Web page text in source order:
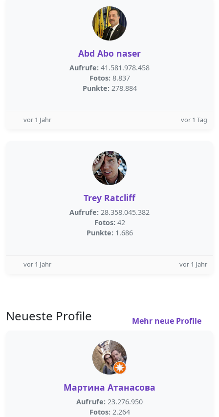
Abd Abo naser
Aufrufe: 41.581.978.458
Fotos: 8.837
Punkte: 278.884
vor 1 Jahr vor 1 Tag
Trey Ratcliff
Aufrufe: 28.358.045.382
Fotos: 42
Punkte: 1.686
vor 1 Jahr vor 1 Jahr
Neueste Profile Mehr neue Profile
Мартина Атанасова
Aufrufe: 23.276.950
Fotos: 2.264